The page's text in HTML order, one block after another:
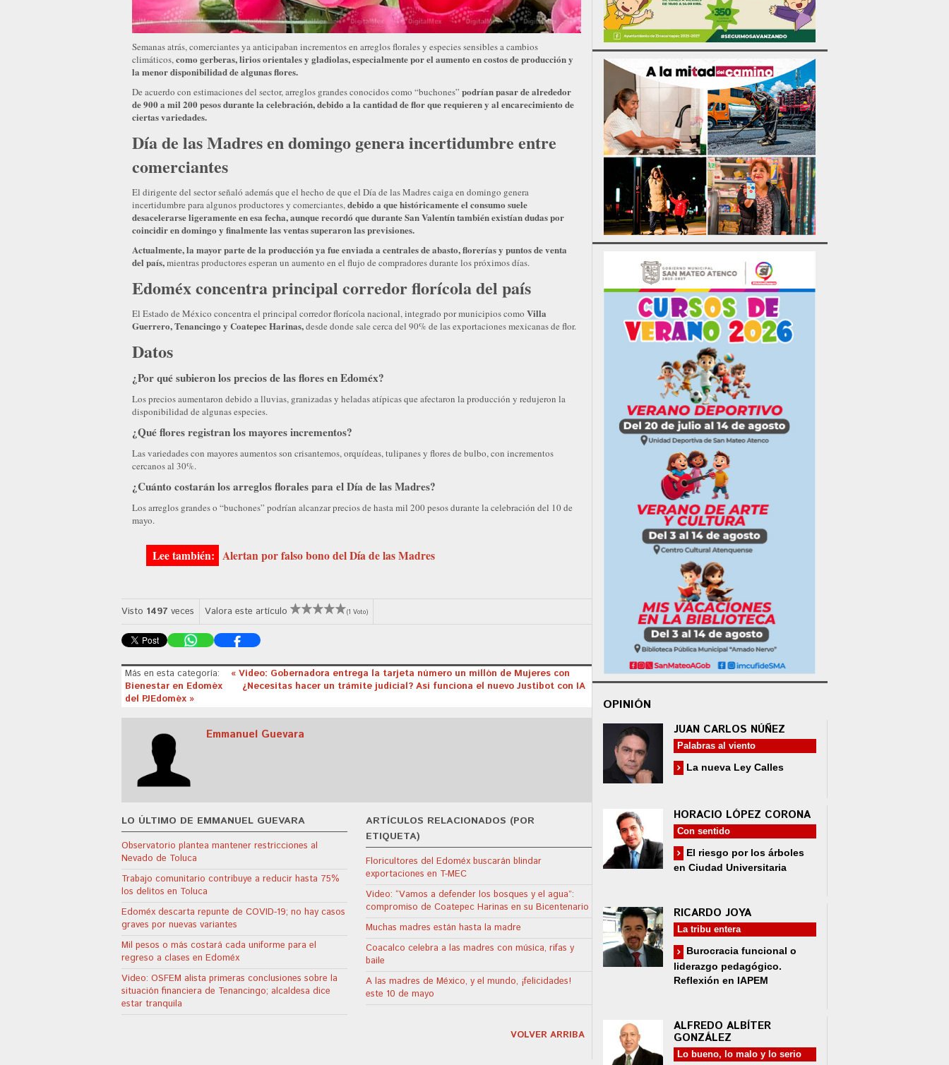
Semanas atrás, comerciantes ya anticipaban incrementos en arreglos florales y especies sensibles a cambios
climáticos,como gerberas, lirios orientales y gladiolas, especialmente por el aumento en costos de producción y
la menor disponibilidad de algunas flores.
De acuerdo con estimaciones del sector, arreglos grandes conocidos como “buchones” podrían pasar de alrededor
de 900 a mil 200 pesos durante la celebración, debido a la cantidad de flor que requieren y al encarecimiento de
ciertas variedades.
Día de las Madres en domingo genera incertidumbre entre
comerciantes
El dirigente del sector señaló además que el hecho de que el Día de las Madres caiga en domingo genera
incertidumbre para algunos productores y comerciantes,debido a que históricamente el consumo suele
desacelerarse ligeramente en esa fecha, aunque recordó que durante San Valentín también existían dudas por
coincidir en domingo y finalmente las ventas superaron las previsiones.
Actualmente, la mayor parte de la producción ya fue enviada a centrales de abasto, florerías y puntos de venta
del país,mientras productores esperan un aumento en el flujo de compradores durante los próximos días.
Edoméx concentra principal corredor florícola del país
El Estado de México concentra el principal corredor florícola nacional, integrado por municipios como Villa
Guerrero, Tenancingo y Coatepec Harinas,desde donde sale cerca del 90% de las exportaciones mexicanas de flor.
Datos
¿Por qué subieron los precios de las flores en Edoméx?
Los precios aumentaron debido a lluvias, granizadas y heladas atípicas que afectaron la producción y redujeron la
disponibilidad de algunas especies.
¿Qué flores registran los mayores incrementos?
Las variedades con mayores aumentos son crisantemos, orquídeas, tulipanes y flores de bulbo, con incrementos
cercanos al 30%.
¿Cuánto costarán los arreglos florales para el Día de las Madres?
Los arreglos grandes o “buchones” podrían alcanzar precios de hasta mil 200 pesos durante la celebración del 10 de
mayo.
Alertan por falso bono del Día de las Madres
Visto 1497 veces Valora este artículo (1 Voto)
Más en esta categoría:
« Video: Gobernadora entrega la tarjeta número un millón de Mujeres con
Bienestar en Edoméx
¿Necesitas hacer un trámite judicial? Así funciona el nuevo Justibot con IA
del PJEdoméx »
Emmanuel Guevara
LO ÚLTIMO DE EMMANUEL GUEVARA
Observatorio plantea mantener restricciones al
Nevado de Toluca
Trabajo comunitario contribuye a reducir hasta 75%
los delitos en Toluca
Edoméx descarta repunte de COVID-19; no hay casos
graves por nuevas variantes
Mil pesos o más costará cada uniforme para el
regreso a clases en Edoméx
Video: OSFEM alista primeras conclusiones sobre la
situación financiera de Tenancingo; alcaldesa dice
estar tranquila
ARTÍCULOS RELACIONADOS (POR
ETIQUETA)
Floricultores del Edoméx buscarán blindar
exportaciones en T-MEC
Video: “Vamos a defender los bosques y el agua”:
compromiso de Coatepec Harinas en su Bicentenario
Muchas madres están hasta la madre
Coacalco celebra a las madres con música, rifas y
baile
A las madres de México, y el mundo, ¡felicidades!
este 10 de mayo
VOLVER ARRIBA
OPINIÓN
JUAN CARLOS NÚÑEZ
Palabras al viento
La nueva Ley Calles
HORACIO LÓPEZ CORONA
Con sentido
El riesgo por los árboles
en Ciudad Universitaria
RICARDO JOYA
La tribu entera
Burocracia funcional o
liderazgo pedagógico.
Reflexión en IAPEM
ALFREDO ALBÍTER
GONZÁLEZ
Lo bueno, lo malo y lo serio